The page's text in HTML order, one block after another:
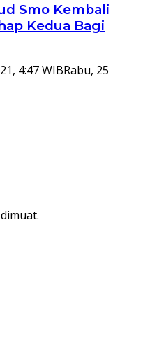
Smo Kembali
Kedua Bagi
4:47 WIBRabu, 25